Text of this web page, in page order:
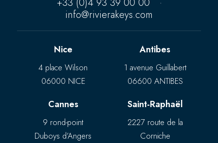
info@rivierakeys.com
Nice
4 place Wilson
06000 NICE
Antibes
1 avenue Guillabert
06600 ANTIBES
Cannes
9 rond-point
Duboys d’Angers
Saint-Raphaël
2227 route de la
Corniche